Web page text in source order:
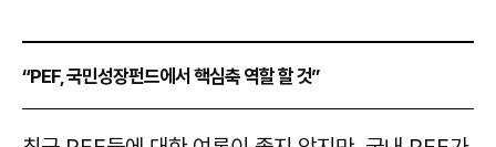
“PEF, 국민성장펀드에서 핵심축 역할 할 것”